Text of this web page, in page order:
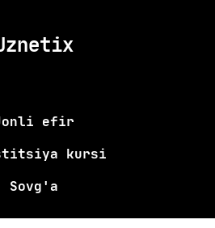
efir
kursi
Sovg'a